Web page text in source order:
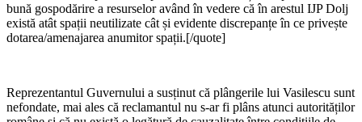
bună gospodărire a resurselor având în vedere că în arestul IJP Dolj
există atât spații neutilizate cât și evidente discrepanțe în ce privește
dotarea/amenajarea anumitor spații.[/quote]
Reprezentantul Guvernului a susținut că plângerile lui Vasilescu sunt
nefondate, mai ales că reclamantul nu s-ar fi plâns atunci autorităților